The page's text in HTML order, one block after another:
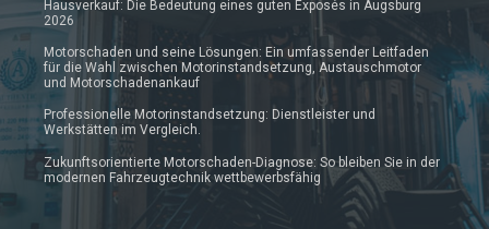
Hausverkauf: Die Bedeutung eines guten Exposés in Augsburg
2026
Motorschaden und seine Lösungen: Ein umfassender Leitfaden
für die Wahl zwischen Motorinstandsetzung, Austauschmotor
und Motorschadenankauf
Professionelle Motorinstandsetzung: Dienstleister und
Werkstätten im Vergleich.
Zukunftsorientierte Motorschaden-Diagnose: So bleiben Sie in der
modernen Fahrzeugtechnik wettbewerbsfähig